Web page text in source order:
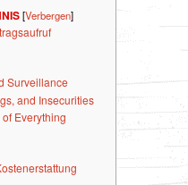
[Verbergen]
Surveillance
and Insecurities
Everything